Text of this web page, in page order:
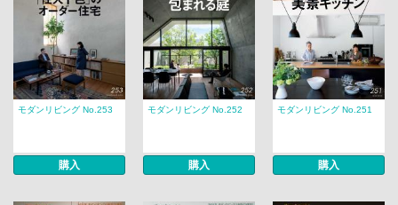
モダンリビング No.253
購入
モダンリビング No.252
購入
モダンリビング No.251
購入